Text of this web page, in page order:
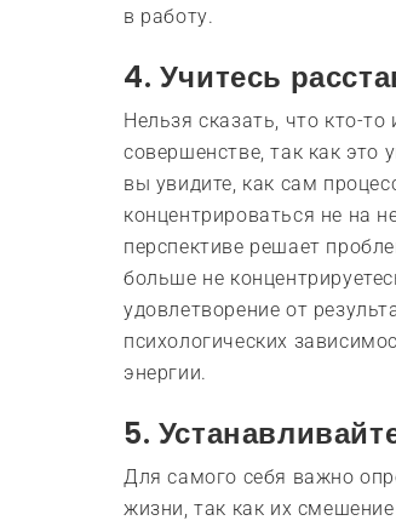
в работу.
4. Учитесь
Нельзя сказать, что кто-
совершенстве, так как это
вы увидите, как сам
концентрироваться не на
перспективе решает
больше не
удовлетворение от
психологических
энергии.
5.
Для самого себя важно
жизни, так как их